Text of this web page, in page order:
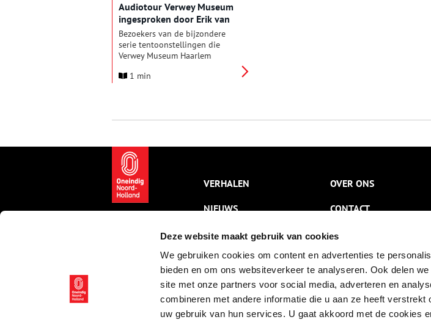
Deze website maakt gebruik van cookies
We gebruiken cookies om content en advertenties te
bieden en om ons websiteverkeer te analyseren. Ook delen
site met onze partners voor social media, adverteren en
combineren met andere informatie die u aan ze heeft
uw gebruik van hun services. U gaat akkoord met de cookies
Audiotour Verwey Museum
ingesproken door Erik van
Muiswinkel
Bezoekers van de bijzondere
serie tentoonstellingen die
Verwey Museum Haarlem
Jaar Kees Verwey – Streken van
Muiswinkel. In de rol van Kees
de gedachten en de kunst van
deze eigenzinnige Haarlemse
schilder.
1 min
VERHALEN
NIEUWS
KALENDER
THEMA’S
ACTIVITEITEN
VIDEO’S
OVER ONS
CONTACT
NIEUWSBRIEF
DISCLAIMER
PRIVACY
TOEGANKELIJKHEID